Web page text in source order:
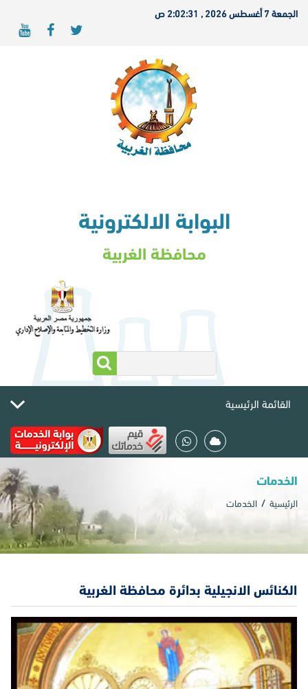
الجمعة 7 أغسطس 2026 , 2:02:31 ص
البوابة الالكترونية
محافظة الغربية
القائمة الرئيسية
الخدمات
الرئيسية الخدمات
الكنائس الانجيلية بدائرة محافظة الغربية